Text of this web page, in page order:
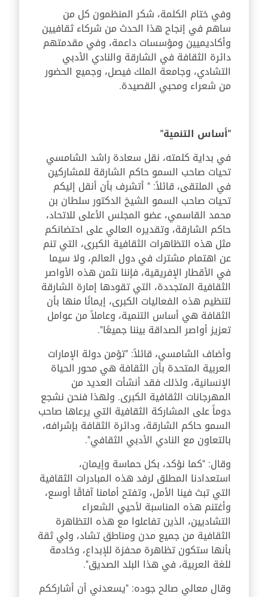
وفي ختام الكلمة، شكر المنظمون كل من
ساهم في إنجاح هذا الحدث من شركاء ثقافيين
وأكاديميين ومؤسسات داعمة، وفي مقدمتهم
دائرة الثقافة في الشارقة والنادي الأدبي
التشادي، وجامعة الملك فيصل، وجميع الحضور
من شعراء ومحبي القصيدة.
"أساس التنمية"
في بداية كلمته، نقل سعادة راشد الشامسي
تحيات صاحب السمو حاكم الشارقة للمشاركين
في الملتقى، قائلاً: " أتشرف بأن أنقل إليكم
تحيات صاحب السمو الشيخ الدكتور سلطان بن
محمد القاسمي، عضو المجلس الأعلى للاتحاد،
حاكم الشارقة، وتقديره العالي على احتضانكم
مثل هذه التظاهرات الثقافية الكبرى، التي تنم
عن اهتمام مشترك في دول العالم، ولا سيما
في الأقطار الإفريقية، فإننا نثمن هذه الأواصر
الثقافية المتجددة، التي تقودها إمارة الشارقة
لتنظيم هذه الفعاليات الكبرى، إيمانًا منها بأن
الثقافة هي أساس التنمية، وعاملاً من عوامل
تعزيز أواصر الصداقة بيننا جميعًا".
وأضاف الشامسي، قائلاً: "تؤمن دولة الإمارات
العربية المتحدة بأن الثقافة هي محور الحياة
الإنسانية، ولذلك فقد أنشأت العديد من
المهرجانات الثقافية الكبرى. ولهذا فنحن نشجع
دوماً على المشاركة الثقافية التي يرعاها صاحب
السمو حاكم الشارقة، ودائرة الثقافة بإشرافه،
بالتعاون مع النادي الأدبي الثقافي".
وقال: "كما نؤكد، بكل حماسة وإيمان،
استعدادنا المطلق لرفد هذه المبادرات الثقافية
التي تبث فينا الأمل، وتفتح أمامنا آفاقًا أوسع،
وأغتنم هذه المناسبة لأحيي الشعراء
التشاديين، الذين تفاعلوا مع هذه التظاهرة
الثقافية من جميع مدن ومناطق تشاد، ولي ثقة
بأنها ستكون تظاهرة محفزة للإبداع، وخادمة
للغة العربية، في هذا البلد الصديق".
وقال معالي صالح جوده: "يسعدني أن أشارككم